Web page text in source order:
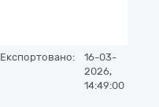
Експортовано:
16-03-
2026,
14:49:00